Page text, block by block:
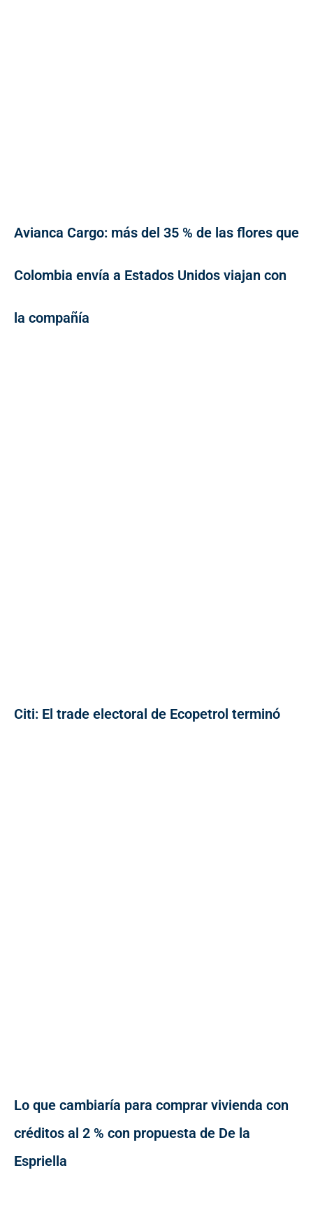
Avianca Cargo: más del 35 % de las flores que
Colombia envía a Estados Unidos viajan con
la compañía
Citi: El trade electoral de Ecopetrol terminó
Lo que cambiaría para comprar vivienda con
créditos al 2 % con propuesta de De la
Espriella